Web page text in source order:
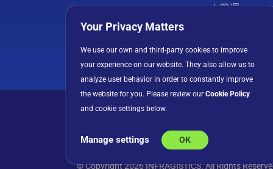
ト管理
マーケティ
すべてのソリ
プライバシーポリシ
© Copyright 2026 INFRAGISTICS. All Rights
Your Privacy Matters
We use our own and third-party cookies to improve
your experience on our website. They also allow us to
analyze user behavior in order to constantly improve
the website for you. Please review our Cookie Policy
and cookie settings below.
Manage settings OK